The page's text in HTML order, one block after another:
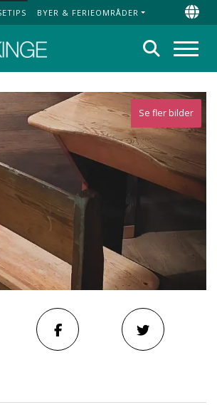
BYER & FERIEOMRÅDER
Søg
Se fler bilder